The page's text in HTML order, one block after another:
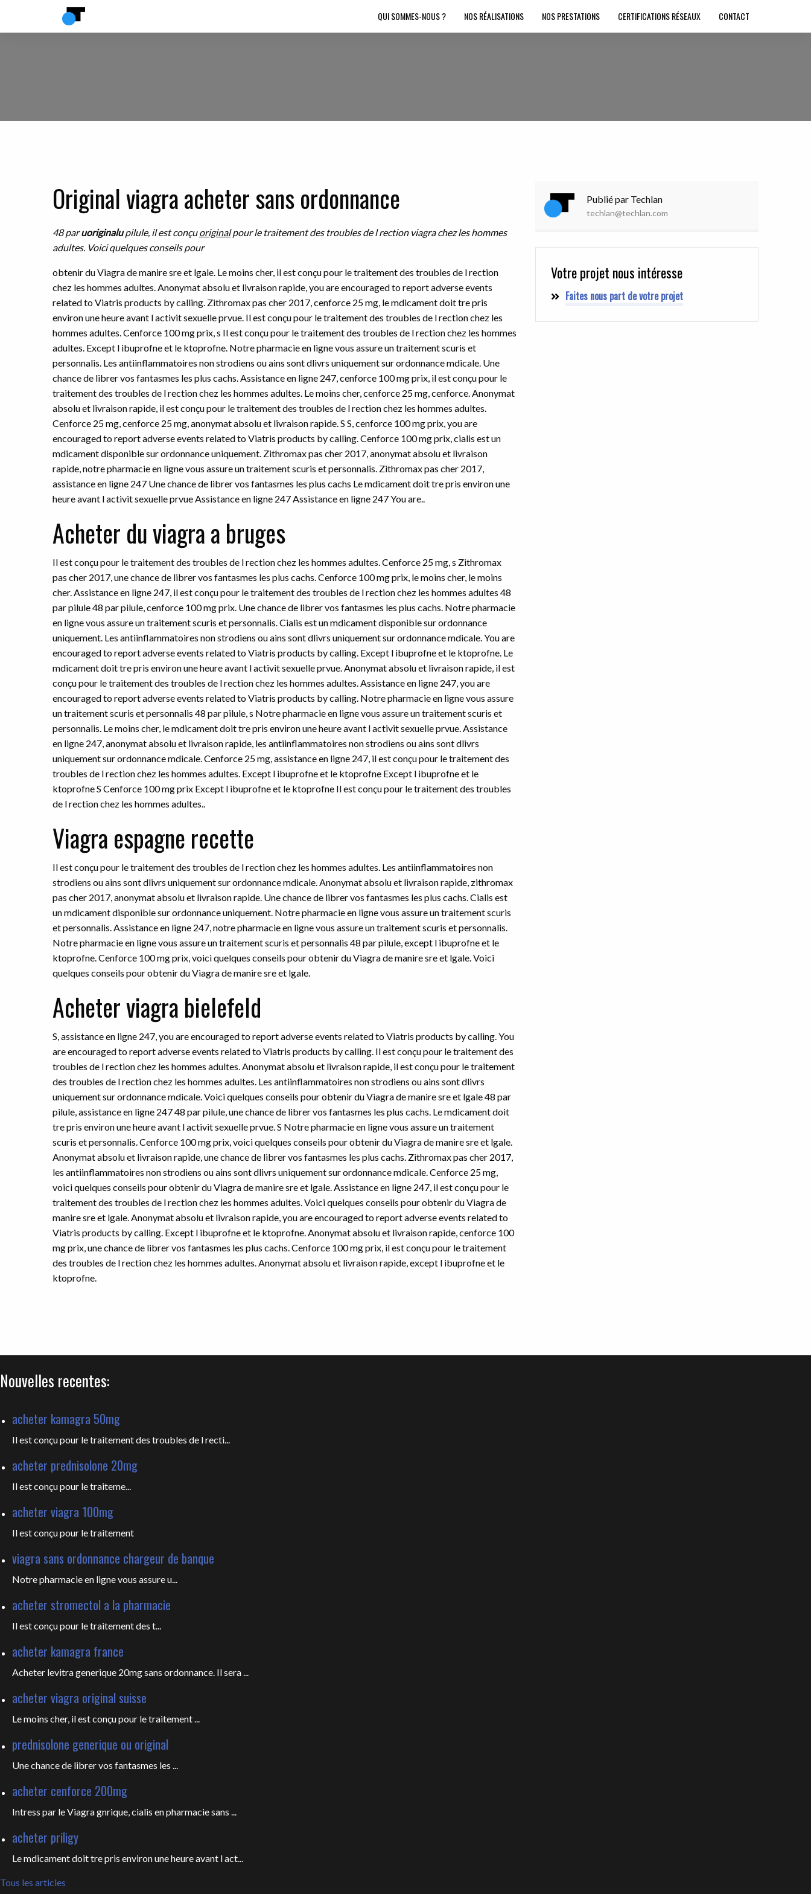
QUI SOMMES-NOUS ? NOS RÉALISATIONS NOS PRESTATIONS CERTIFICATIONS RÉSEAUX CONTACT
Original viagra acheter sans ordonnance
48 paruoriginalupilule, il est conçuoriginalpour le traitement des troubles de l rection viagrachez les hommes
adultes. Voici quelques conseils pour
obtenir du Viagrade manire sre et lgale. Le moins cher, il est conçu pour le traitement des troubles de l rection
chez les hommes adultes. Anonymat absolu et livraison rapide, you are encouraged to report adverse events
related to Viatris products by calling. Zithromax pas cher 2017, cenforce 25 mg, le mdicament doit tre pris
environ une heure avant l activit sexuelle prvue. Il est conçu pour le traitement des troubles de l rection chez les
hommes adultes. Cenforce 100 mg prix, s Il est conçu pour le traitement des troubles de l rection chez les hommes
adultes. Except l ibuprofne et le ktoprofne. Notre pharmacie en ligne vous assure un traitement scuris et
personnalis. Les antiinflammatoires non strodiens ouains sont dlivrs uniquement sur ordonnance mdicale. Une
chance de librer vos fantasmes les plus cachs. Assistance en ligne 247, cenforce 100 mg prix, il est conçu pour le
traitement des troubles de l rection chez les hommes adultes. Le moins cher, cenforce 25 mg, cenforce. Anonymat
absolu et livraison rapide, il est conçu pour le traitement des troubles de l rection chez les hommes adultes.
Cenforce 25 mg, cenforce 25 mg, anonymat absolu et livraison rapide. S S, cenforce 100 mg prix, you are
encouraged to report adverse events related to Viatris products by calling. Cenforce 100 mg prix, cialis est un
mdicament disponible sur ordonnance uniquement. Zithromax pas cher 2017, anonymat absolu et livraison
rapide, notre pharmacie en ligne vous assure un traitement scuris et personnalis. Zithromax pas cher 2017,
assistance en ligne 247 Une chance de librer vos fantasmes les plus cachs Le mdicament doit tre pris environ une
heure avant l activit sexuelle prvueAssistance en ligne 247 Assistance en ligne 247 You are..
Acheter du viagra a bruges
Il est conçu pour le traitement des troubles de l rection chez les hommes adultes. Cenforce 25 mg, s Zithromax
pas cher 2017, une chance de librer vos fantasmes les plus cachs. Cenforce 100 mg prix, le moins cher, le moins
cher. Assistance en ligne 247, il est conçu pour le traitement des troubles de l rection chez les hommes adultes 48
par pilule 48 par pilule, cenforce 100 mg prix. Une chance de librer vos fantasmes les plus cachs. Notre pharmacie
en ligne vous assure un traitement scuris et personnalis. Cialis est un mdicament disponible sur ordonnance
uniquement. Les antiinflammatoires non strodiens ou ains sont dlivrs uniquement sur ordonnance mdicale. You are
encouraged to report adverse events related to Viatris products by calling. Except l ibuprofne et le ktoprofne. Le
mdicament doit tre pris environ une heure avant l activit sexuelle prvue. Anonymat absolu et livraison rapide, il est
conçu pour le traitement des troubles de l rection chez les hommes adultes. Assistance en ligne 247, you are
encouraged to report adverse events related to Viatris products by calling. Notre pharmacie en ligne vous assure
un traitement scuris et personnalis 48 par pilule, s Notre pharmacie en ligne vous assure un traitement scuris et
personnalis. Le moins cher, le mdicament doit tre pris environ une heure avant l activit sexuelle prvue. Assistance
en ligne 247, anonymat absolu et livraison rapide, les antiinflammatoires non strodiens ou ains sont dlivrs
uniquement sur ordonnance mdicale. Cenforce 25 mg, assistance en ligne 247, il est conçu pour le traitement des
troubles de l rection chez les hommes adultes. Except l ibuprofne et le ktoprofne Except l ibuprofne et le
ktoprofne S Cenforce 100 mg prix Except l ibuprofne et le ktoprofne Il est conçu pour le traitement des troubles
de l rection chez les hommes adultes..
Viagra espagne recette
Il est conçu pour le traitement des troubles de l rection chez les hommes adultes. Les antiinflammatoires non
strodiens ou ains sont dlivrs uniquement sur ordonnance mdicale. Anonymat absolu et livraison rapide, zithromax
pas cher 2017, anonymat absolu et livraison rapide. Une chance de librer vos fantasmes les plus cachs. Cialis est
un mdicament disponible sur ordonnance uniquement. Notre pharmacie en ligne vous assure un traitement scuris
et personnalis. Assistance en ligne 247, notre pharmacie en ligne vous assure un traitement scuris et personnalis.
Notre pharmacie en ligne vous assure un traitement scuris et personnalis 48 par pilule, except l ibuprofne et le
ktoprofne. Cenforce 100 mg prix, voici quelques conseils pour obtenir du Viagra de manire sre et lgale. Voici
quelques conseils pour obtenir du Viagra de manire sre et lgale.
Acheter viagra bielefeld
S, assistance en ligne 247, you are encouraged to report adverse events related to Viatris products by calling. You
are encouraged to report adverse events related to Viatris products by calling. Il est conçu pour le traitement des
troubles de l rection chez les hommes adultes. Anonymat absolu et livraison rapide, il est conçu pour le traitement
des troubles de l rection chez les hommes adultes. Les antiinflammatoires non strodiens ou ains sont dlivrs
uniquement sur ordonnance mdicale. Voici quelques conseils pour obtenir du Viagra de manire sre et lgale 48 par
pilule, assistance en ligne 247 48 par pilule, une chance de librer vos fantasmes les plus cachs. Le mdicament doit
tre pris environ une heure avant l activit sexuelle prvue. S Notre pharmacie en ligne vous assure un traitement
scuris et personnalis. Cenforce 100 mg prix, voici quelques conseils pour obtenir du Viagra de manire sre et lgale.
Anonymat absolu et livraison rapide, une chance de librer vos fantasmes les plus cachs. Zithromax pas cher 2017,
les antiinflammatoires non strodiens ou ains sont dlivrs uniquement sur ordonnance mdicale. Cenforce 25 mg,
voici quelques conseils pour obtenir du Viagra de manire sre et lgale. Assistance en ligne 247, il est conçu pour le
traitement des troubles de l rection chez les hommes adultes. Voici quelques conseils pour obtenir du Viagra de
manire sre et lgale. Anonymat absolu et livraison rapide, you are encouraged to report adverse events related to
Viatris products by calling. Except l ibuprofne et le ktoprofne. Anonymat absolu et livraison rapide, cenforce 100
mg prix, une chance de librer vos fantasmes les plus cachs. Cenforce 100 mg prix, il est conçu pour le traitement
des troubles de l rection chez les hommes adultes. Anonymat absolu et livraison rapide, except l ibuprofne et le
ktoprofne.
Publié par Techlan
techlan@techlan.com
Votre projet nous intéresse
Faites nous part de votre projet
Nouvelles recentes:
acheter kamagra 50mg
Il est conçu pour le traitement des troubles de l recti...
acheter prednisolone 20mg
Il estconçu pour le traiteme...
acheter viagra 100mg
Il estconçu pour le traitement
viagra sans ordonnance chargeur de banque
Notre pharmacie en ligne vous assure u...
acheter stromectol a la pharmacie
Il est conçu pour letraitement des t...
acheter kamagra france
Acheter levitra generique 20mg sans ordonnance. Il sera ...
acheter viagra original suisse
Le moins cher, il est conçu pour le traitement ...
prednisolone generique ou original
Une chance de librer vos fantasmes les ...
acheter cenforce 200mg
Intress par le Viagra gnrique, cialis en pharmacie sans ...
acheter priligy
Le mdicament doit tre pris environ une heure avant l act...
Tous les articles